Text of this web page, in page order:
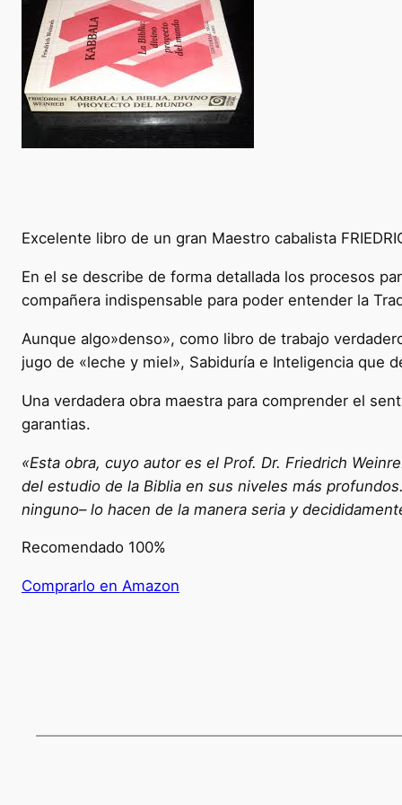
Excelente libro de un gran Maestro cabalista
En el se describe de forma detallada los procesos
compañera indispensable para poder entender la
Aunque algo»denso», como libro de trabajo
jugo de «leche y miel», Sabiduría e Inteligencia que
Una verdadera obra maestra para comprender el
garantias.
«Esta obra, cuyo autor es el Prof. Dr. Friedrich
del estudio de la Biblia en sus niveles más
ninguno– lo hacen de la manera seria y
Recomendado 100%
Comprarlo en Amazon